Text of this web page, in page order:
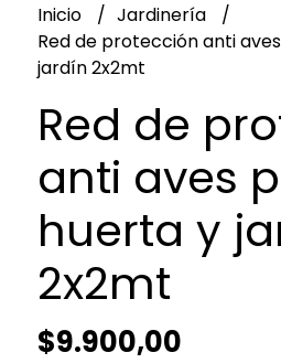
Inicio
Jardinería
Red de protección anti
jardín 2x2mt
Red de
anti aves
huerta y
2x2mt
$9.900,00